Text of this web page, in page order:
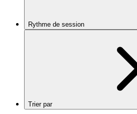
Rythme de session
Trier par